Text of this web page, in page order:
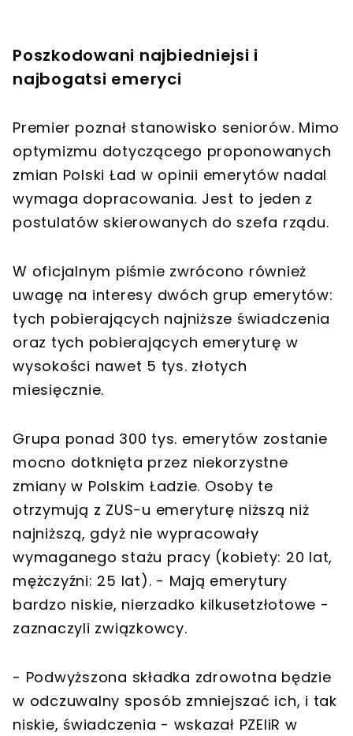
Poszkodowani najbiedniejsi i
najbogatsi emeryci
Premier poznał stanowisko seniorów. Mimo
optymizmu dotyczącego proponowanych
zmian Polski Ład w opinii emerytów nadal
wymaga dopracowania. Jest to jeden z
postulatów skierowanych do szefa rządu.
W oficjalnym piśmie zwrócono również
uwagę na interesy dwóch grup emerytów:
tych pobierających najniższe świadczenia
oraz tych pobierających emeryturę w
wysokości nawet 5 tys. złotych
miesięcznie.
Grupa ponad 300 tys. emerytów zostanie
mocno dotknięta przez niekorzystne
zmiany w Polskim Ładzie. Osoby te
otrzymują z ZUS-u emeryturę niższą niż
najniższą, gdyż nie wypracowały
wymaganego stażu pracy (kobiety: 20 lat,
mężczyźni: 25 lat). - Mają emerytury
bardzo niskie, nierzadko kilkusetzłotowe -
zaznaczyli związkowcy.
- Podwyższona składka zdrowotna będzie
w odczuwalny sposób zmniejszać ich, i tak
niskie, świadczenia - wskazał PZEIiR w